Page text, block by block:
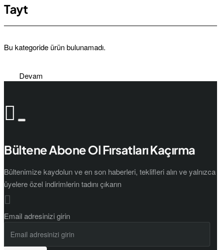
Tayt
Bu kategoride ürün bulunamadı.
Devam
Bültene Abone Ol Fırsatları Kaçırma
Bültenimize kaydolun ve en son haberleri, teklifleri alın ve yalnızca
üyelere özel indirimlerin tadını çıkarın
Email adresinizi girin